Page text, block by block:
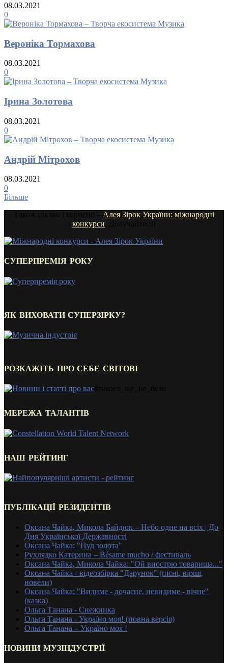
08.03.2021
0
Вероніка Тормахова
08.03.2021
0
Ірина Золотова
08.03.2021
0
Андрій Мітрохов
08.03.2021
0
Більше
Алея Зірок України: міжнародні
конкурси
СУПЕРПРЕМІЯ РОКУ
ЯК ВИХОВАТИ СУПЕРЗІРКУ?
РОЗКАЖІТЬ ПРО СЕБЕ СВІТОВІ
МЕРЕЖА ТАЛАНТІВ
НАШ РЕЙТИНГ
ПУБЛІКАЦІЇ РЕЗИДЕНТІВ
Оксана Чайка, Микола Байдюк – Небо одне на всіх | До
Дня Української Державності
Оксана Чайка: "Пуд золота"
Рухлядко Катерина – Bésame mucho / фестиваль
Оксана Чайка, Микола Чайка: "Ой виострю товариша..."
Оксана Чайка - відеозбірка "Дарунок" (пісні, вірші,
новели)
Оксана Чайка: "Видиме - дочасне, невидиме - вічне"
(казка)
Ольга Танана - Снежинка
Ольга Танана - Україно моя! (повна версія)
Ольга Танана – Україно моя !
НОВИНИ МУЗІНДУСТРІЇ